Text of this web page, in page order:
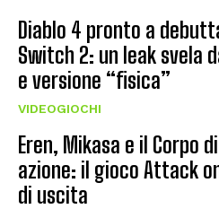
Diablo 4 pronto a
Switch 2: un leak svela
e versione “fisica”
VIDEOGIOCHI
Eren, Mikasa e il Corpo
azione: il gioco Attack
di uscita